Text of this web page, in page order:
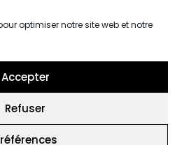
optimiser notre site web et notre
Accepter
Refuser